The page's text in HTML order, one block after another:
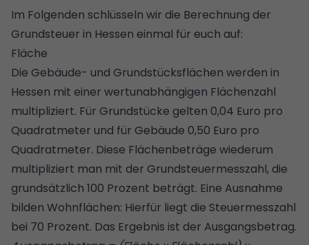
Im Folgenden schlüsseln wir die Berechnung der
Grundsteuer in Hessen einmal für euch auf:
Fläche
Die Gebäude- und Grundstücksflächen werden in
Hessen mit einer wertunabhängigen Flächenzahl
multipliziert. Für Grundstücke gelten 0,04 Euro pro
Quadratmeter und für Gebäude 0,50 Euro pro
Quadratmeter. Diese Flächenbeträge wiederum
multipliziert man mit der Grundsteuermesszahl, die
grundsätzlich 100 Prozent beträgt. Eine Ausnahme
bilden Wohnflächen: Hierfür liegt die Steuermesszahl
bei 70 Prozent. Das Ergebnis ist der Ausgangsbetrag.